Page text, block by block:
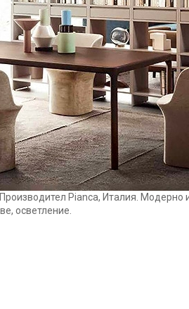
Pianca, Италия.
осветление.